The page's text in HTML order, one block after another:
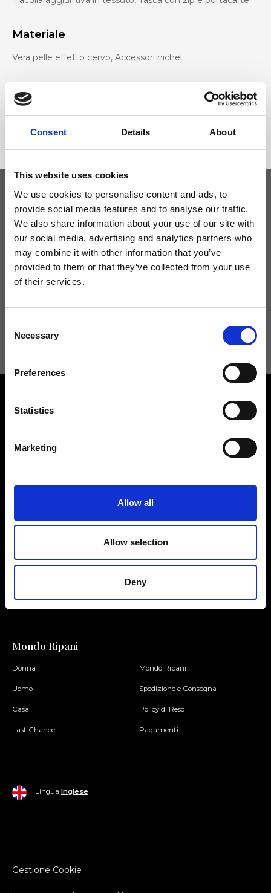
Consent Details About
This website uses cookies
We use cookies to personalise content and ads, to
provide social media features and to analyse our traffic.
We also share information about your use of our site with
our social media, advertising and analytics partners who
may combine it with other information that you’ve
provided to them or that they’ve collected from your use
of their services.
Selection
Necessary
Preferences
Statistics
Marketing
Allow all
Allow selection
Deny
Materiale
Vera pelle effetto cervo, Accessori nichel
Dimensione
29 x 18 x 8,5 cm (l x a x p)
Tieniti aggiornato
Non perdere le novità di Ripani, iscriviti alla newsletter!
Entra nella Community
Rispondiamo a tutte le tue
richieste
Mondo Ripani
Donna
Uomo
Casa
Last Chance
Mondo Ripani
Spedizione e Consegna
Policy di Reso
Pagamenti
Lingua Inglese
Gestione Cookie